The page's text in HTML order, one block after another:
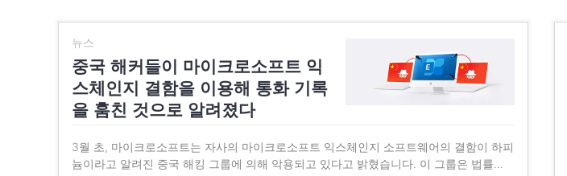
뉴스
중국 해커들이 마이크로소프트 익
스체인지 결함을 이용해 통화 기록
을 훔친 것으로 알려졌다
3월 초, 마이크로소프트는 자사의 마이크로소프트 익스체인지 소프트웨어의 결함이 하피
늄이라고 알려진 중국 해킹 그룹에 의해 악용되고 있다고 밝혔습니다. 이 그룹은 법률…